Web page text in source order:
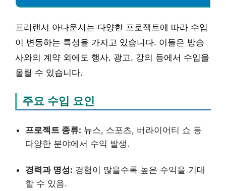
프리랜서 아나운서는 다양한 프로젝트에 따라 수입
이 변동하는 특성을 가지고 있습니다. 이들은 방송
사와의 계약 외에도 행사, 광고, 강의 등에서 수입을
올릴 수 있습니다.
주요 수입 요인
프로젝트 종류: 뉴스, 스포츠, 버라이어티 쇼 등
다양한 분야에서 수익 발생.
경력과 명성: 경험이 많을수록 높은 수익을 기대
할 수 있음.